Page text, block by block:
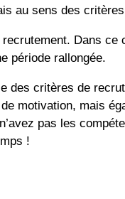
au sens des
Dans
période rallongée.
des critères de
motivation, mais
pas les
!